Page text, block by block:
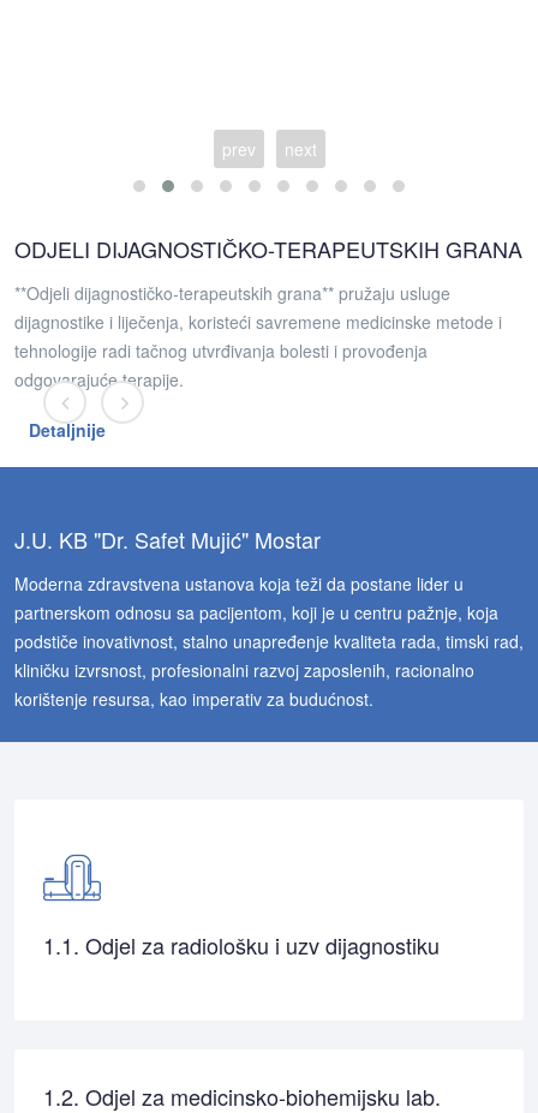
prev next
ODJELI DIJAGNOSTIČKO-TERAPEUTSKIH GRANA
**Odjeli dijagnostičko-terapeutskih grana** pružaju usluge
dijagnostike i liječenja, koristeći savremene medicinske metode i
tehnologije radi tačnog utvrđivanja bolesti i provođenja
odgovarajuće terapije.
Detaljnije
J.U. KB "Dr. Safet Mujić" Mostar
Moderna zdravstvena ustanova koja teži da postane lider u
partnerskom odnosu sa pacijentom, koji je u centru pažnje, koja
podstiče inovativnost, stalno unapređenje kvaliteta rada, timski rad,
kliničku izvrsnost, profesionalni razvoj zaposlenih, racionalno
korištenje resursa, kao imperativ za budućnost.
1.1. Odjel za radiološku i uzv dijagnostiku
1.2. Odjel za medicinsko-biohemijsku lab.